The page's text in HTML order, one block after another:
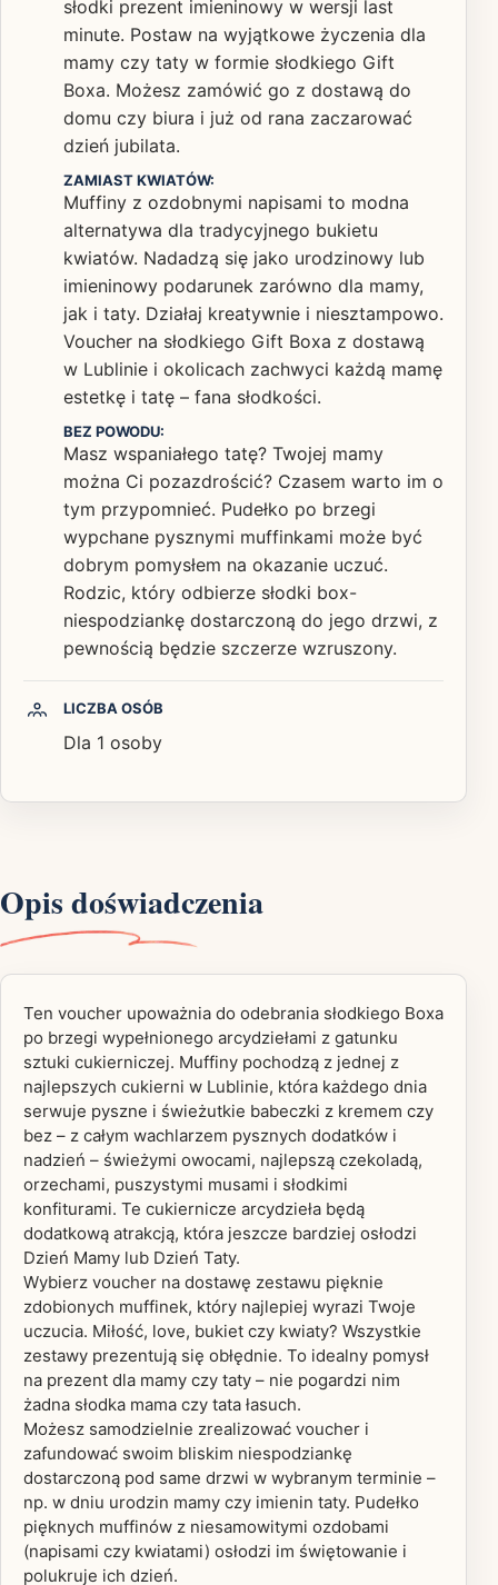
słodki prezent imieninowy w wersji last
minute. Postaw na wyjątkowe życzenia dla
mamy czy taty w formie słodkiego Gift
Boxa. Możesz zamówić go z dostawą do
domu czy biura i już od rana zaczarować
dzień jubilata.
ZAMIAST KWIATÓW:
Muffiny z ozdobnymi napisami to modna
alternatywa dla tradycyjnego bukietu
kwiatów. Nadadzą się jako urodzinowy lub
imieninowy podarunek zarówno dla mamy,
jak i taty. Działaj kreatywnie i niesztampowo.
Voucher na słodkiego Gift Boxa z dostawą
w Lublinie i okolicach zachwyci każdą mamę
estetkę i tatę – fana słodkości.
BEZ POWODU:
Masz wspaniałego tatę? Twojej mamy
można Ci pozazdrościć? Czasem warto im o
tym przypomnieć. Pudełko po brzegi
wypchane pysznymi muffinkami może być
dobrym pomysłem na okazanie uczuć.
Rodzic, który odbierze słodki box-
niespodziankę dostarczoną do jego drzwi, z
pewnością będzie szczerze wzruszony.
LICZBA OSÓB
Dla 1 osoby
Opis doświadczenia
Ten voucher upoważnia do odebrania słodkiego Boxa
po brzegi wypełnionego arcydziełami z gatunku
sztuki cukierniczej. Muffiny pochodzą z jednej z
najlepszych cukierni w Lublinie, która każdego dnia
serwuje pyszne i świeżutkie babeczki z kremem czy
bez – z całym wachlarzem pysznych dodatków i
nadzień – świeżymi owocami, najlepszą czekoladą,
orzechami, puszystymi musami i słodkimi
konfiturami. Te cukiernicze arcydzieła będą
dodatkową atrakcją, która jeszcze bardziej osłodzi
Dzień Mamy lub Dzień Taty.
Wybierz voucher na dostawę zestawu pięknie
zdobionych muffinek, który najlepiej wyrazi Twoje
uczucia. Miłość, love, bukiet czy kwiaty? Wszystkie
zestawy prezentują się obłędnie. To idealny pomysł
na prezent dla mamy czy taty – nie pogardzi nim
żadna słodka mama czy tata łasuch.
Możesz samodzielnie zrealizować voucher i
zafundować swoim bliskim niespodziankę
dostarczoną pod same drzwi w wybranym terminie –
np. w dniu urodzin mamy czy imienin taty. Pudełko
pięknych muffinów z niesamowitymi ozdobami
(napisami czy kwiatami) osłodzi im świętowanie i
polukruje ich dzień.